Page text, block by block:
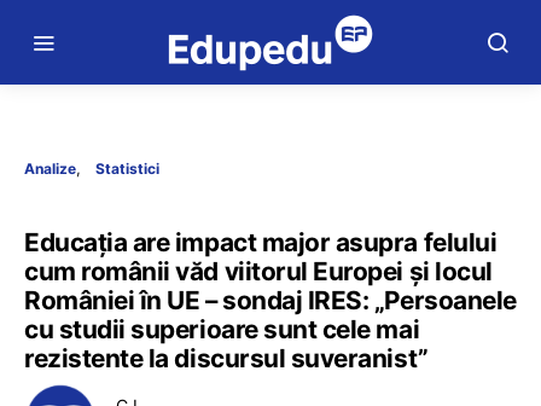
Analize Statistici
Educația are impact major asupra felului
cum românii văd viitorul Europei și locul
României în UE – sondaj IRES: „Persoanele
cu studii superioare sunt cele mai
rezistente la discursul suveranist”